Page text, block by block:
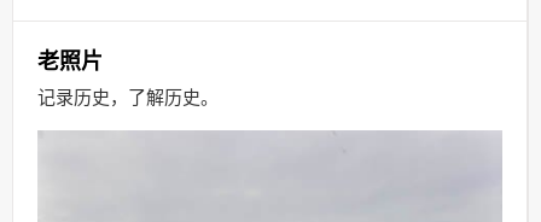
老照片
记录历史， 了解历史。